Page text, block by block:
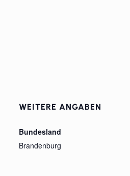
WEITERE ANGABEN
Bundesland
Brandenburg